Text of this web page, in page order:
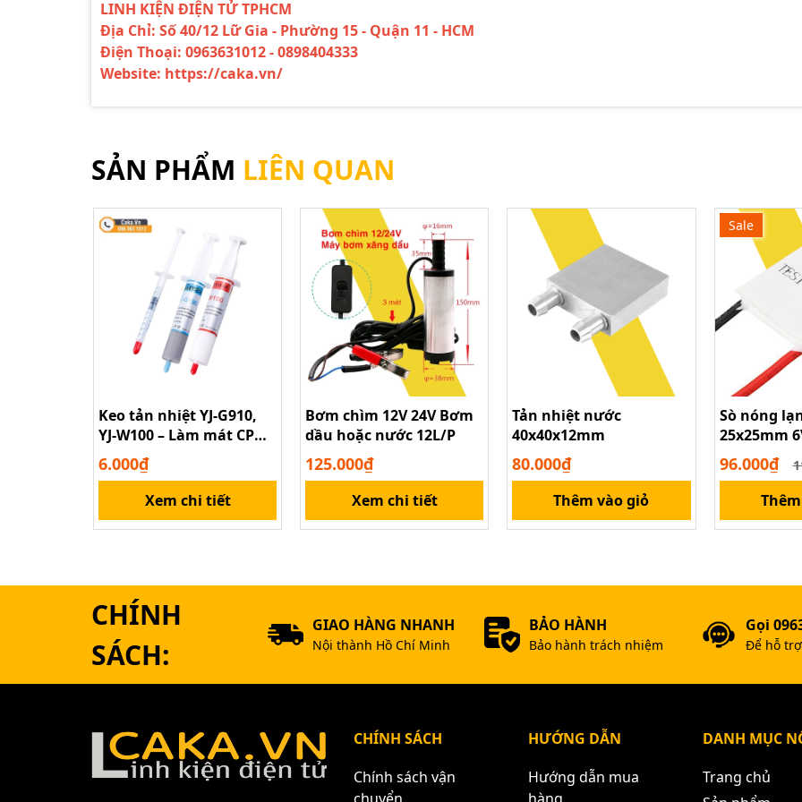
LINH KIỆN ĐIỆN TỬ TPHCM
Địa Chỉ: Số 40/12 Lữ Gia - Phường 15 - Quận 11 - HCM
Điện Thoại: 0963631012 - 0898404333
Website: https://caka.vn/
SẢN PHẨM LIÊN QUAN
Keo tản nhiệt YJ-G910,
YJ-W100 – Làm mát CPU
laptop, PC
6.000₫
Xem chi tiết
Bơm chìm 12V 24V Bơm
dầu hoặc nước 12L/P
125.000₫
Xem chi tiết
Tản nhiệt nước
40x40x12mm
80.000₫
Thêm vào giỏ
Sale
Sò nóng
25x25mm
96.000₫
CHÍNH
SÁCH:
GIAO HÀNG NHANH
Nội thành Hồ Chí Minh
BẢO HÀNH
Bảo hành trách nhiệm
Gọi
Để hỗ
CHÍNH SÁCH
Chính sách vận
HƯỚNG DẪN
Hướng dẫn mua
DANH MỤC
Trang chủ